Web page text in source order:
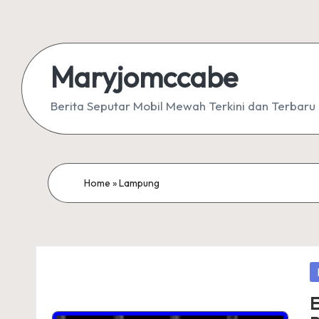
content
Maryjomccabe
Berita Seputar Mobil Mewah Terkini dan Terbaru
Home »Lampung